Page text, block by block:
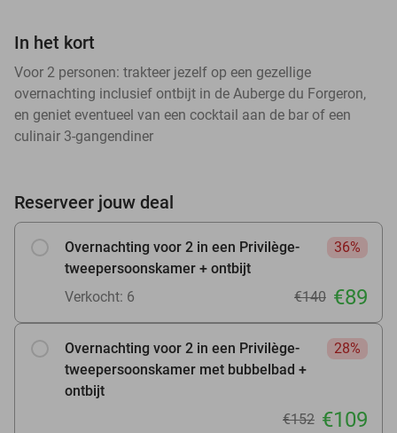
In het kort
Voor 2 personen: trakteer jezelf op een gezellige
overnachting inclusief ontbijt in de Auberge du Forgeron,
en geniet eventueel van een cocktail aan de bar of een
culinair 3-gangendiner
Reserveer jouw deal
Overnachting voor 2 in een Privilège-
tweepersoonskamer + ontbijt
36%
Verkocht: 6 €140 €89
Overnachting voor 2 in een Privilège-
tweepersoonskamer met bubbelbad +
ontbijt
28%
€152 €109